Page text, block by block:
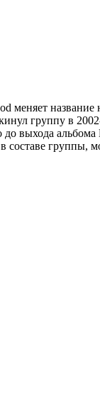
меняет
группу в
выхода
составе группы,